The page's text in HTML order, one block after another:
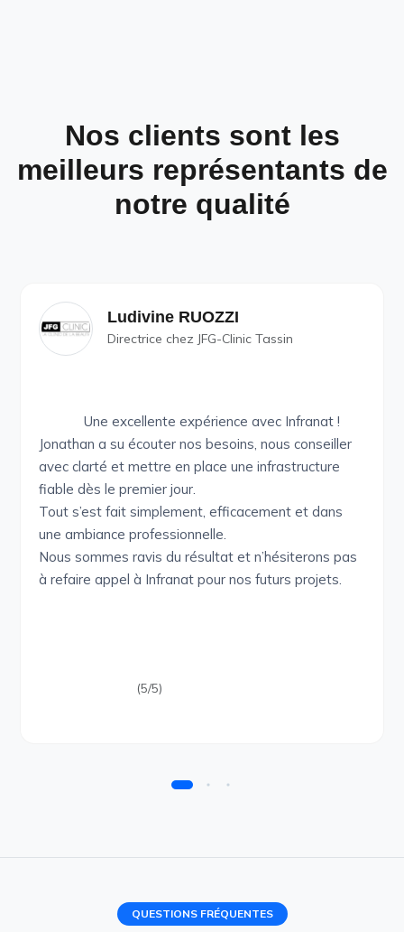
Nos clients sont les
meilleurs représentants de
notre qualité
Ludivine RUOZZI
Directrice chez JFG-Clinic Tassin
Une excellente expérience avec Infranat !
Jonathan a su écouter nos besoins, nous conseiller
avec clarté et mettre en place une infrastructure
fiable dès le premier jour.
Tout s’est fait simplement, efficacement et dans
une ambiance professionnelle.
Nous sommes ravis du résultat et n’hésiterons pas
à refaire appel à Infranat pour nos futurs projets.
(5/5)
QUESTIONS FRÉQUENTES